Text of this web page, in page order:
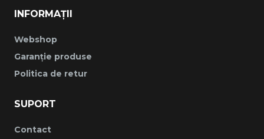
INFORMAȚII
Webshop
Garanție produse
Politica de retur
SUPORT
Contact